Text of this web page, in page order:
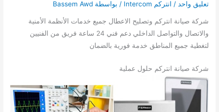
تعليق واحد / انتركم Intercom / بواسطة Bassem Awd
شركة صيانة انتركم وتصليح الاعطال جميع خدمات الأنظمة الأمنية
والاتصال والتواصل الداخلي دعم فني 24 ساعة فريق من الفنيين
لتغطية جميع المناطق خدمة فورية بالضمان
شركة صيانة انتركم حلول عملية